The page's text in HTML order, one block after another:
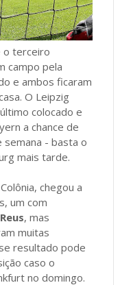
terceiro
campo pela
e ambos ficaram
O Leipzig
colocado e
a chance de
semana - basta o
mais tarde.
chegou a
um com
, mas
muitas
resultado pode
caso o
no domingo.